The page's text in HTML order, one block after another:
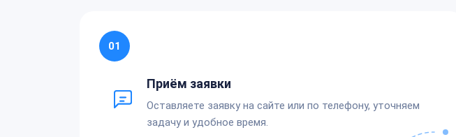
01
Приём заявки
Оставляете заявку на сайте или по телефону, уточняем
задачу и удобное время.